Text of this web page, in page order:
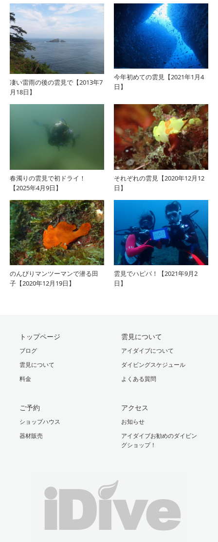
凄い雷雨の後の雲見で【2013年7
月18日】
今年初めての雲見【2021年1月4
日】
春濁りの雲見で初ドライ！
【2025年4月9日】
それぞれの雲見【2020年12月12
日】
のんびりマンツーマンで潜る田
子【2020年12月19日】
雲見でハピバ！【2021年9月2
日】
トップページ
ブログ
雲見について
料金
雲見について
アイダイブについて
ダイビングスケジュール
よくある質問
ご予約
ショップハウス
器材販売
アクセス
お知らせ
アイダイブお勧めのダイビン
グショップ！